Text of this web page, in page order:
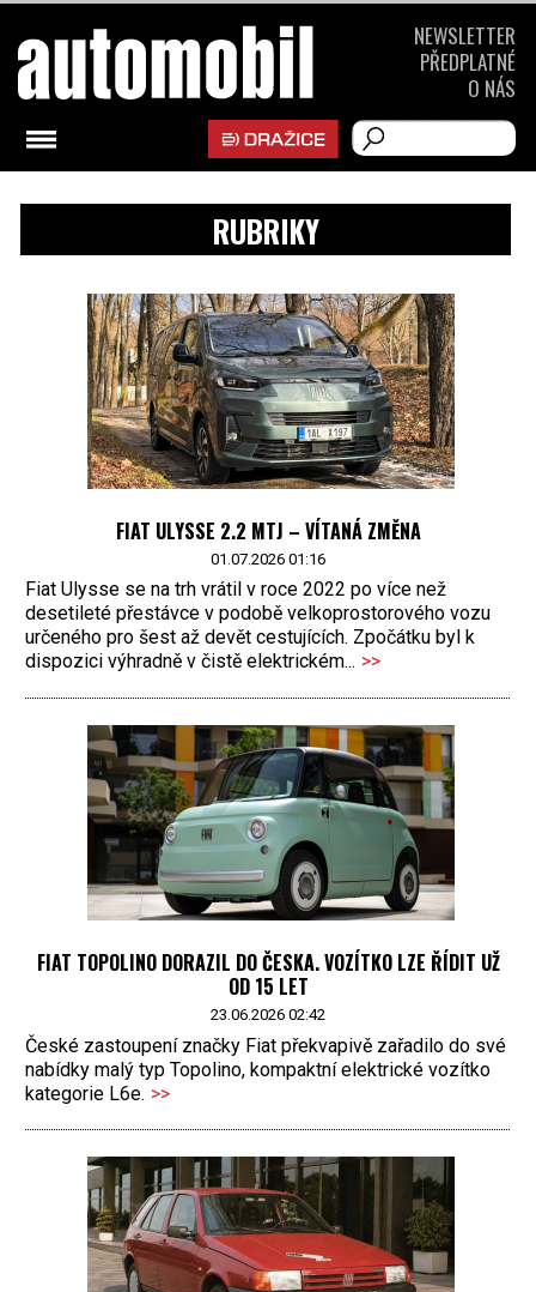
RUBRIKY
FIAT ULYSSE 2.2 MTJ – VÍTANÁ ZMĚNA
01.07.2026 01:16
Fiat Ulysse se na trh vrátil v roce 2022 po více než
desetileté přestávce v podobě velkoprostorového vozu
určeného pro šest až devět cestujících. Zpočátku byl k
dispozici výhradně v čistě elektrickém... >>
FIAT TOPOLINO DORAZIL DO ČESKA. VOZÍTKO LZE ŘÍDIT UŽ
OD 15 LET
23.06.2026 02:42
České zastoupení značky Fiat překvapivě zařadilo do své
nabídky malý typ Topolino, kompaktní elektrické vozítko
kategorie L6e. >>
NEWSLETTER
PŘEDPLATNÉ
O NÁS